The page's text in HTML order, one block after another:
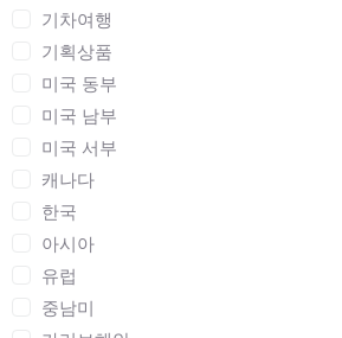
기차여행
기획상품
미국 동부
미국 남부
미국 서부
캐나다
한국
아시아
유럽
중남미